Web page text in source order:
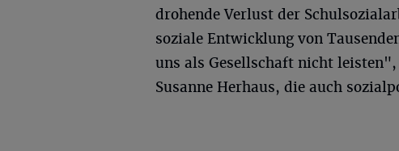
drohende Verlust der
soziale Entwicklung von
uns als Gesellschaft nicht
Susanne Herhaus, die auch